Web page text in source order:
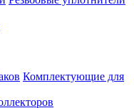
Комплектующие для